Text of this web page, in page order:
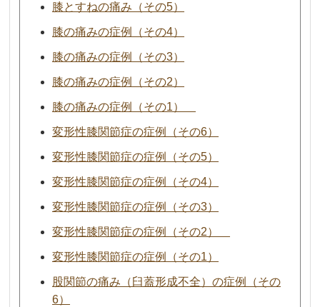
膝とすねの痛み（その5）
膝の痛みの症例（その4）
膝の痛みの症例（その3）
膝の痛みの症例（その2）
膝の痛みの症例（その1）
変形性膝関節症の症例（その6）
変形性膝関節症の症例（その5）
変形性膝関節症の症例（その4）
変形性膝関節症の症例（その3）
変形性膝関節症の症例（その2）
変形性膝関節症の症例（その1）
股関節の痛み（臼蓋形成不全）の症例（その
6）